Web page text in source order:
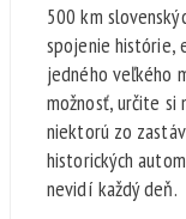
500 km
spojenie histórie,
jedného veľkého
možnosť, určite
niektorú zo
historických
nevidí každý deň.